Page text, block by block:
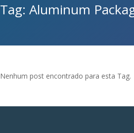
Tag: Aluminum
Nenhum post encontrado para esta Tag.